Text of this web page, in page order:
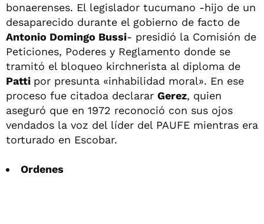
bonaerenses. El legislador tucumano -hijo de un
desaparecido durante el gobierno de facto de
Antonio Domingo Bussi- presidió la Comisión de
Peticiones, Poderes y Reglamento donde se
tramitó el bloqueo kirchnerista al diploma de
Patti por presunta «inhabilidad moral». En ese
proceso fue citadoa declarar Gerez, quien
aseguró que en 1972 reconoció con sus ojos
vendados la voz del líder del PAUFE mientras era
torturado en Escobar.
Ordenes